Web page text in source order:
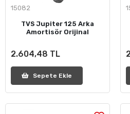
15082
TVS Jupiter 125 Arka
Amortisör Orijinal
2.604,48 TL
Sepete Ekle